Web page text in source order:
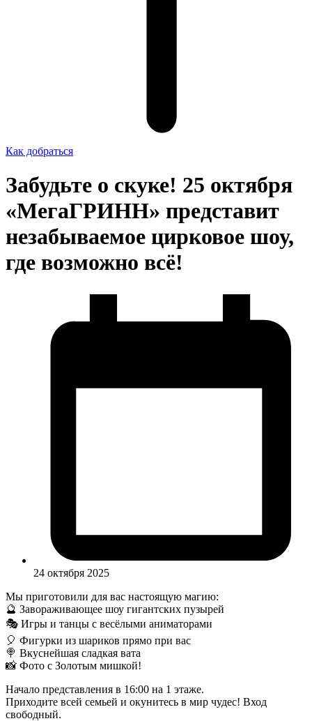
Как добраться
Забудьте о скуке! 25 октября
«МегаГРИНН» представит
незабываемое цирковое шоу,
где возможно всё!
24 октября 2025
Мы приготовили для вас настоящую магию:
🔮 Завораживающее шоу гигантских пузырей
🎭 Игры и танцы с весёлыми аниматорами
🎈 Фигурки из шариков прямо при вас
🍭 Вкуснейшая сладкая вата
📸 Фото с Золотым мишкой!
Начало представления в 16:00 на 1 этаже.
Приходите всей семьей и окунитесь в мир чудес! Вход
свободный.